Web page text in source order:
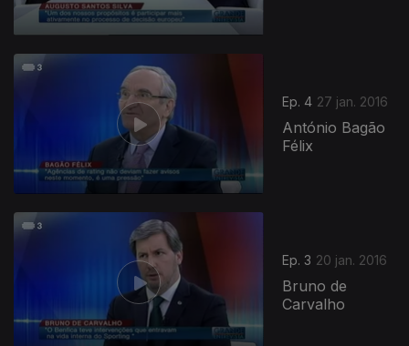
Ep. 4 27 jan. 2016
António Bagão
Félix
Ep. 3 20 jan. 2016
Bruno de
Carvalho